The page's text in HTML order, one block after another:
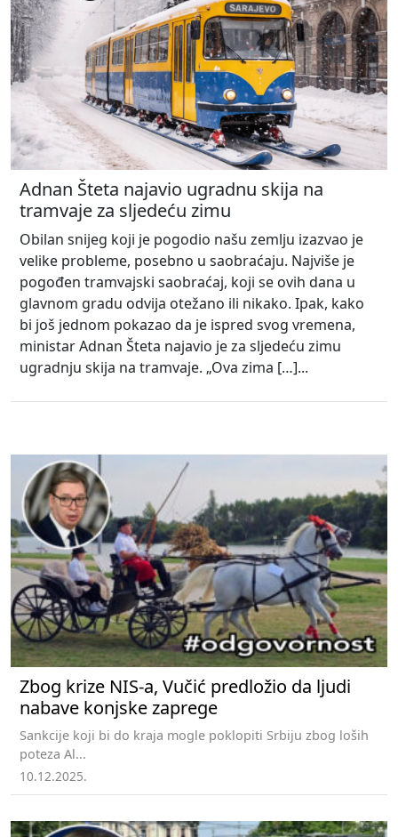
Adnan Šteta najavio ugradnu skija na
tramvaje za sljedeću zimu
Obilan snijeg koji je pogodio našu zemlju izazvao je
velike probleme, posebno u saobraćaju. Najviše je
pogođen tramvajski saobraćaj, koji se ovih dana u
glavnom gradu odvija otežano ili nikako. Ipak, kako
bi još jednom pokazao da je ispred svog vremena,
ministar Adnan Šteta najavio je za sljedeću zimu
ugradnju skija na tramvaje. „Ova zima […]...
Zbog krize NIS-a, Vučić predložio da ljudi
nabave konjske zaprege
Sankcije koji bi do kraja mogle poklopiti Srbiju zbog loših
poteza Al...
10.12.2025.